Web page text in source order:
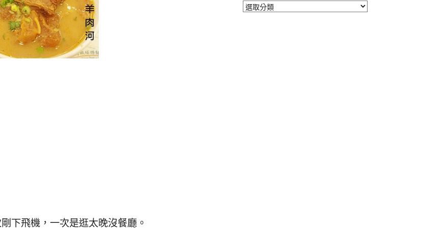
下飛機，一次是逛太晚沒餐廳。
分